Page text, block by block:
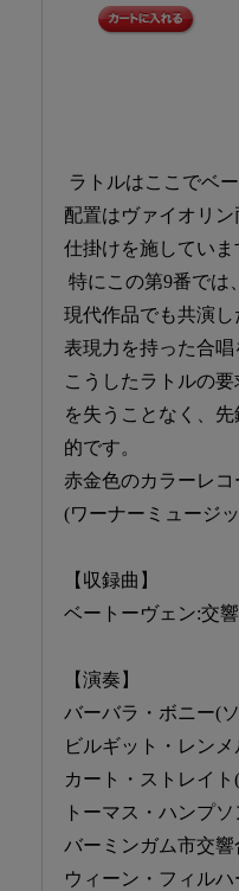
ラトルはここでベ
配置はヴァイオリ
仕掛けを施していま
特にこの第9番では
現代作品でも共演
表現力を持った合
こうしたラトルの
を失うことなく、
的です。
赤金色のカラーレ
(ワーナーミュージ
【収録曲】
ベートーヴェン:交
【演奏】
バーバラ・ボニー(
ビルギット・レン
カート・ストレイ
トーマス・ハンプ
バーミンガム市交響
ウィーン・フィル